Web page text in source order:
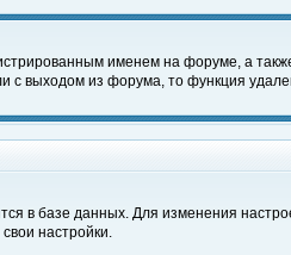
именем на форуме, а
выходом из форума, то функция
в базе данных. Для изменения
настройки.